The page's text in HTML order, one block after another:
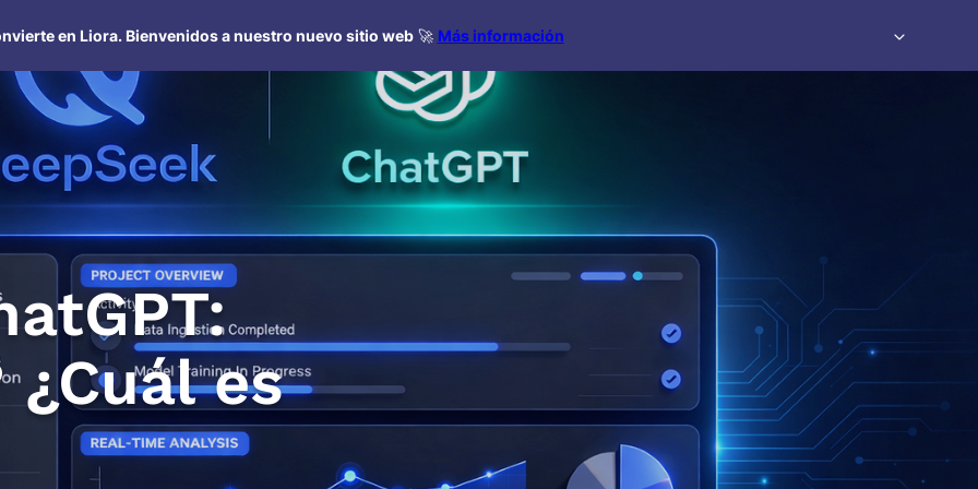
en Liora. Bienvenidos a nuestro nuevo sitio web🚀 Más información
¿Cuál es